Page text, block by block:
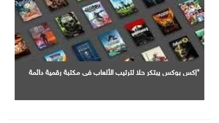
"إكس بوكس يبتكر حلا لترتيب الألعاب في مكتبة رقمية دائمة